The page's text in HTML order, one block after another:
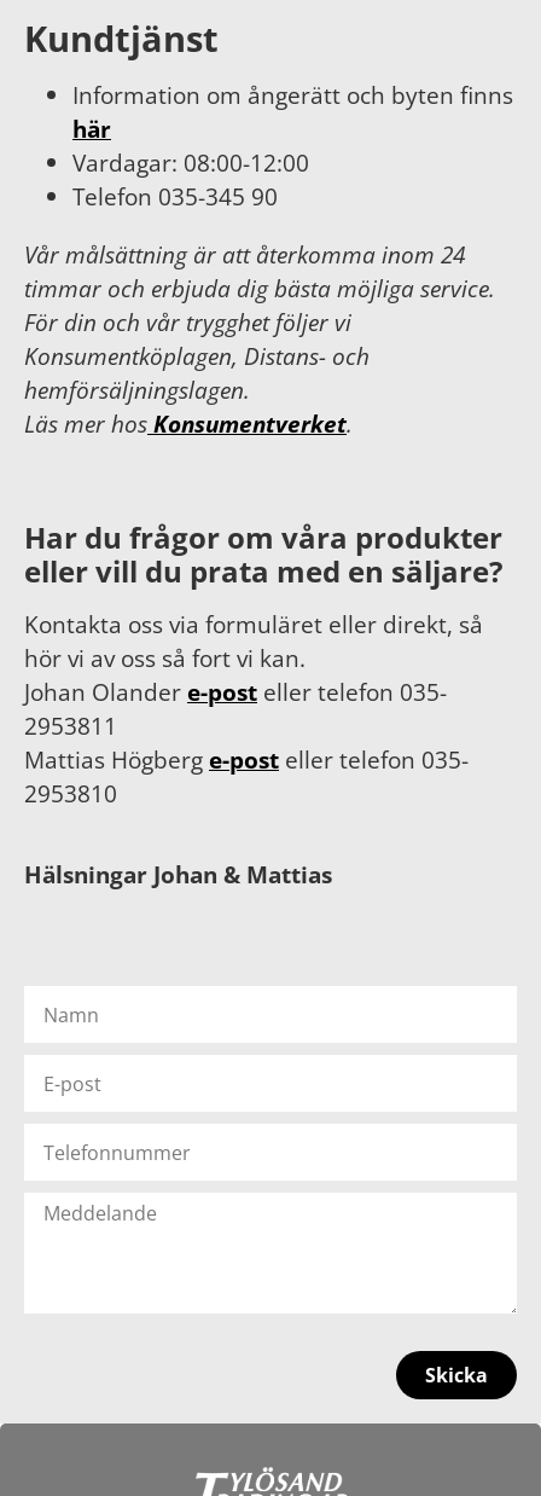
Kundtjänst
Information om ångerätt och byten finns
här
Vardagar: 08:00-12:00
Telefon 035-345 90
Vår målsättning är att återkomma inom 24
timmar och erbjuda dig bästa möjliga service.
För din och vår trygghet följer vi
Konsumentköplagen, Distans- och
hemförsäljningslagen.
Läs mer hosKonsumentverket.
Har du frågor om våra produkter
eller vill du prata med en säljare?
Kontakta oss via formuläret eller direkt, så
hör vi av oss så fort vi kan.
Johan Olander e-post eller telefon 035-
2953811
Mattias Högberg e-post eller telefon 035-
2953810
Hälsningar Johan & Mattias
Skicka